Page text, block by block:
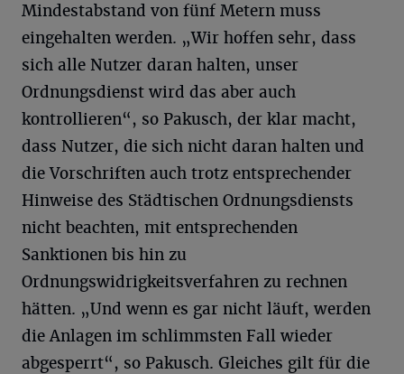
Mindestabstand von fünf Metern muss
eingehalten werden. „Wir hoffen sehr, dass
sich alle Nutzer daran halten, unser
Ordnungsdienst wird das aber auch
kontrollieren“, so Pakusch, der klar macht,
dass Nutzer, die sich nicht daran halten und
die Vorschriften auch trotz entsprechender
Hinweise des Städtischen Ordnungsdiensts
nicht beachten, mit entsprechenden
Sanktionen bis hin zu
Ordnungswidrigkeitsverfahren zu rechnen
hätten. „Und wenn es gar nicht läuft, werden
die Anlagen im schlimmsten Fall wieder
abgesperrt“, so Pakusch. Gleiches gilt für die